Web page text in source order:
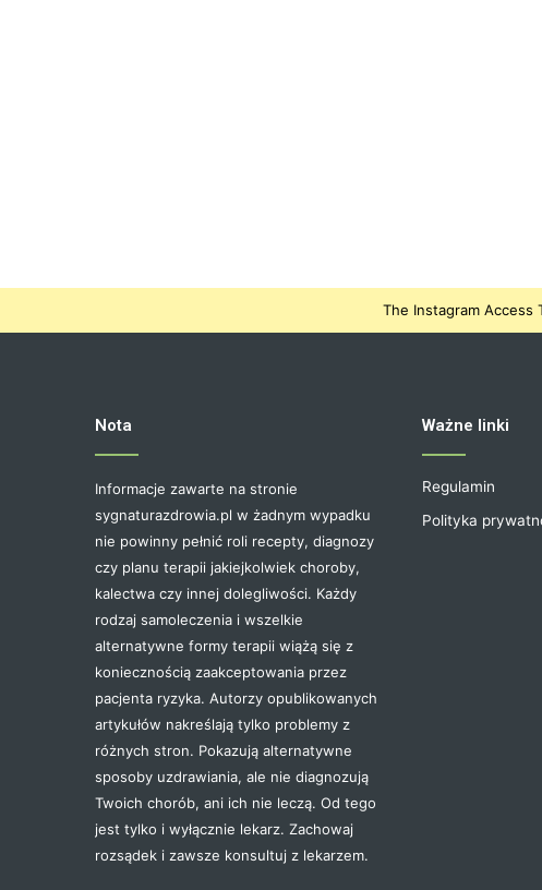
The Instagram
Nota
Informacje zawarte na stronie
sygnaturazdrowia.pl w żadnym wypadku
nie powinny pełnić roli recepty, diagnozy
czy planu terapii jakiejkolwiek choroby,
kalectwa czy innej dolegliwości. Każdy
rodzaj samoleczenia i wszelkie
alternatywne formy terapii wiążą się z
koniecznością zaakceptowania przez
pacjenta ryzyka. Autorzy opublikowanych
artykułów nakreślają tylko problemy z
różnych stron. Pokazują alternatywne
sposoby uzdrawiania, ale nie diagnozują
Twoich chorób, ani ich nie leczą. Od tego
jest tylko i wyłącznie lekarz. Zachowaj
rozsądek i zawsze konsultuj z lekarzem.
Ważne linki
Regulamin
Polityka